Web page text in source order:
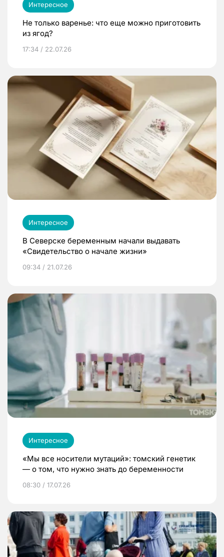
Интересное
Не только варенье: что еще можно приготовить
из ягод?
17:34 / 22.07.26
Интересное
В Северске беременным начали выдавать
«Свидетельство о начале жизни»
09:34 / 21.07.26
Интересное
«Мы все носители мутаций»: томский генетик
— о том, что нужно знать до беременности
08:30 / 17.07.26